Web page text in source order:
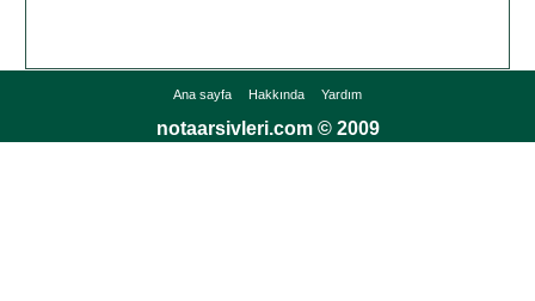
Ana sayfa Hakkında Yardım
notaarsivleri.com © 2009